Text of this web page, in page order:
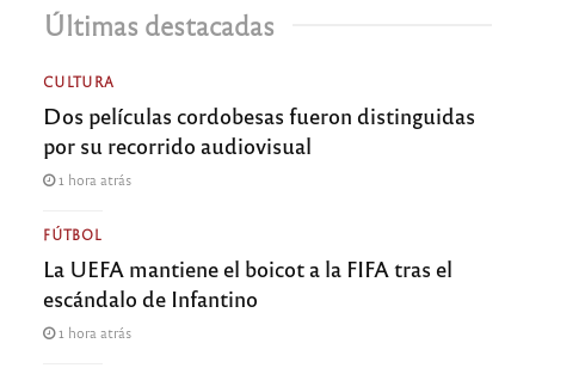
Últimas destacadas
CULTURA
Dos películas cordobesas fueron distinguidas
por su recorrido audiovisual
1 hora atrás
FÚTBOL
La UEFA mantiene el boicot a la FIFA tras el
escándalo de Infantino
1 hora atrás